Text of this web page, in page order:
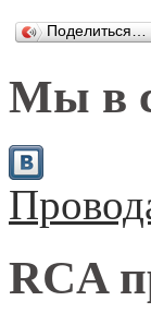
Поделиться…
Мы в
RCA